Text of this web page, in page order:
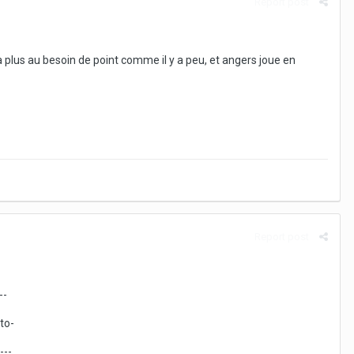
au besoin de point comme il y a peu, et angers joue en